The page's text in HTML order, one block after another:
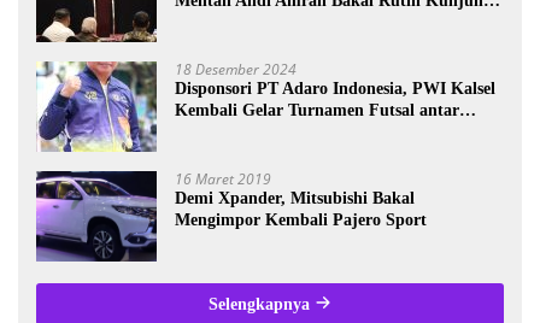
18 Desember 2024
Disponsori PT Adaro Indonesia, PWI Kalsel
Kembali Gelar Turnamen Futsal antar
16 Maret 2019
Demi Xpander, Mitsubishi Bakal
Mengimpor Kembali Pajero Sport
Selengkapnya